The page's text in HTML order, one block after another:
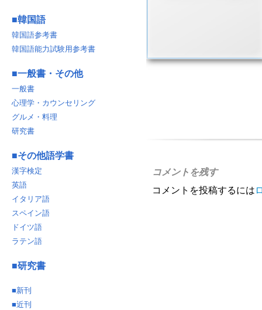
コメントを残す
コメントを投稿するには
■韓国語
韓国語参考書
韓国語能力試験用参考書
■一般書・その他
一般書
心理学・カウンセリング
グルメ・料理
研究書
■その他語学書
漢字検定
英語
イタリア語
スペイン語
ドイツ語
ラテン語
■研究書
■新刊
■近刊